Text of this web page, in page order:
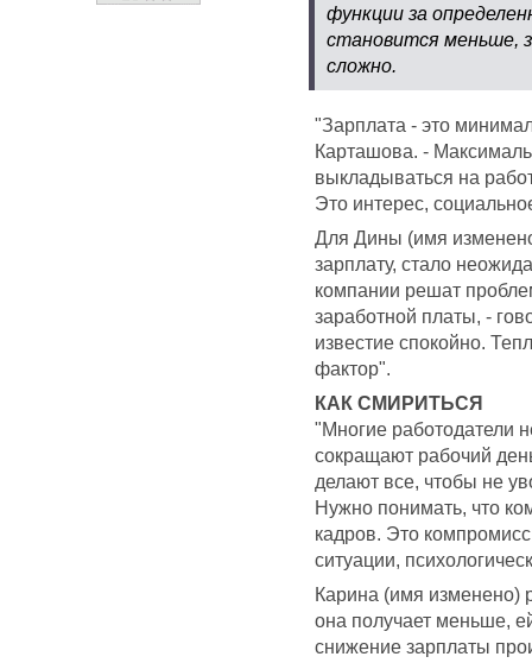
функции за
становится меньше,
сложно.
"Зарплата - это
Карташова. -
выкладываться на
Это интерес,
Для Дины (имя
зарплату, стало
компании решат
заработной платы, -
известие спокойно.
фактор".
КАК СМИРИТЬСЯ
"Многие работодатели
сокращают рабочий
делают все, чтобы не
Нужно понимать, что
кадров. Это
ситуации,
Карина (имя изменено)
она получает меньше,
снижение зарплаты